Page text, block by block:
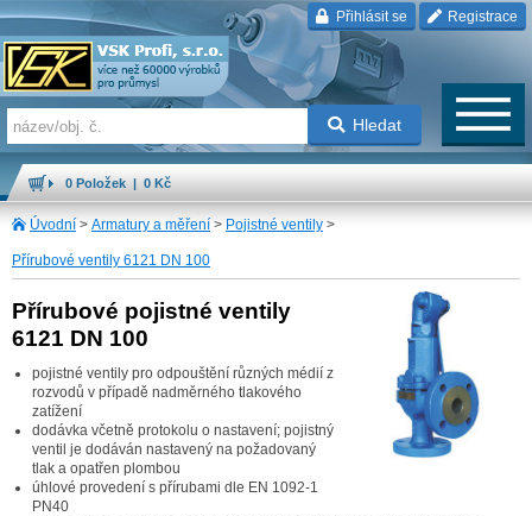
Přihlásit se Registrace
Hledat
0 Položek | 0 Kč
Úvodní > Armatury a měření > Pojistné ventily >
Přírubové ventily 6121 DN 100
Přírubové pojistné ventily
6121 DN 100
pojistné ventily pro odpouštění různých médií z
rozvodů v případě nadměrného tlakového
zatížení
dodávka včetně protokolu o nastavení; pojistný
ventil je dodáván nastavený na požadovaný
tlak a opatřen plombou
úhlové provedení s přírubami dle EN 1092-1
PN40